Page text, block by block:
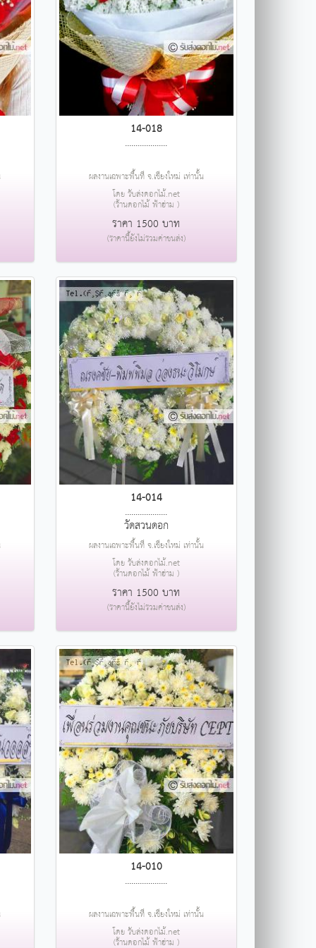
14-018
....................
ผลงานเฉพาะพื้นที่ จ.เชียงใหม่ เท่านั้น
โดย รับส่งดอกไม้.net
(ร้านดอกไม้ ฟ้าฮ่าม )
ราคา 1500 บาท
(ราคานี้ยังไม่รวมค่าขนส่ง)
14-014
....................
วัดสวนดอก
ผลงานเฉพาะพื้นที่ จ.เชียงใหม่ เท่านั้น
โดย รับส่งดอกไม้.net
(ร้านดอกไม้ ฟ้าฮ่าม )
ราคา 1500 บาท
(ราคานี้ยังไม่รวมค่าขนส่ง)
14-010
....................
ผลงานเฉพาะพื้นที่ จ.เชียงใหม่ เท่านั้น
โดย รับส่งดอกไม้.net
(ร้านดอกไม้ ฟ้าฮ่าม )